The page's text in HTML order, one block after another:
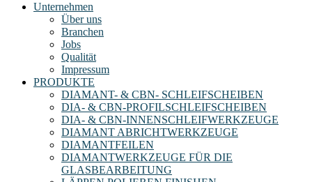
Unternehmen
Über uns
Branchen
Jobs
Qualität
Impressum
PRODUKTE
DIAMANT- & CBN- SCHLEIFSCHEIBEN
DIA- & CBN-PROFILSCHLEIFSCHEIBEN
DIA- & CBN-INNENSCHLEIFWERKZEUGE
DIAMANT ABRICHTWERKZEUGE
DIAMANTFEILEN
DIAMANTWERKZEUGE FÜR DIE
GLASBEARBEITUNG